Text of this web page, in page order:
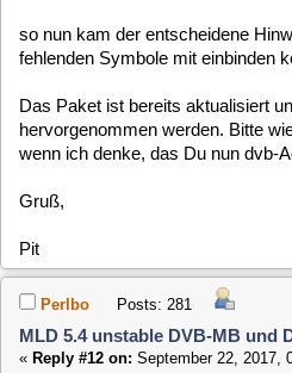
(DDBridge)
[ 2.711679] dvbdev: DVB: registering new
(DDBridge)
(DDBridge)
[ 2.721121] DVB: Unable to find symbol
[ 2.724279] DVB: Unable to find symbol
MLD 5.4 unstable DVB-MB und DVB-
«Reply #13 on:September 22, 2017, 11:05:51
ok, danke für die Rückmeldung. Wir sind